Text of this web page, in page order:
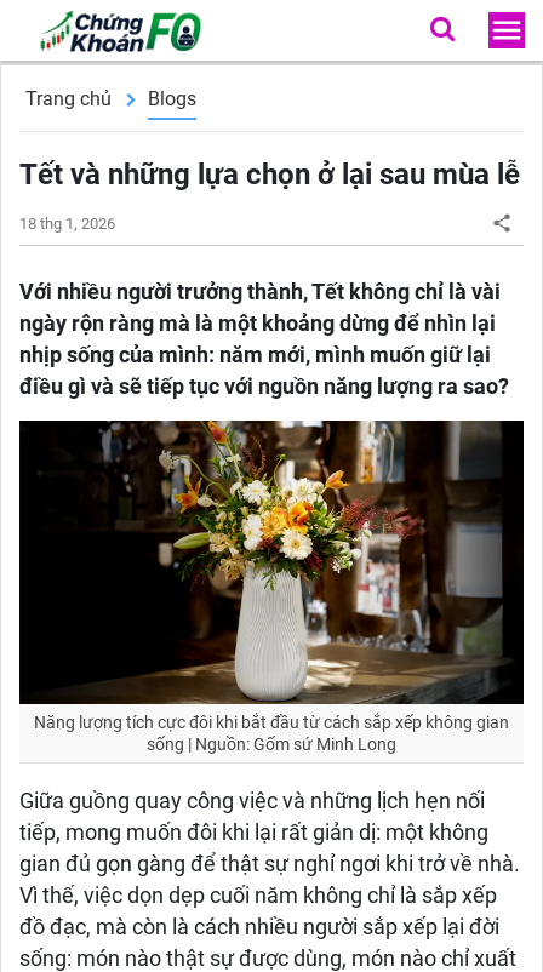
Trang chủ Blogs
Tết và những lựa chọn ở lại sau mùa lễ
18 thg 1, 2026
Với nhiều người trưởng thành, Tết không chỉ là vài
ngày rộn ràng mà là một khoảng dừng để nhìn lại
nhịp sống của mình: năm mới, mình muốn giữ lại
điều gì và sẽ tiếp tục với nguồn năng lượng ra sao?
Năng lượng tích cực đôi khi bắt đầu từ cách sắp xếp không gian
sống | Nguồn: Gốm sứ Minh Long
Giữa guồng quay công việc và những lịch hẹn nối
tiếp, mong muốn đôi khi lại rất giản dị: một không
gian đủ gọn gàng để thật sự nghỉ ngơi khi trở về nhà.
Vì thế, việc dọn dẹp cuối năm không chỉ là sắp xếp
đồ đạc, mà còn là cách nhiều người sắp xếp lại đời
sống: món nào thật sự được dùng, món nào chỉ xuất